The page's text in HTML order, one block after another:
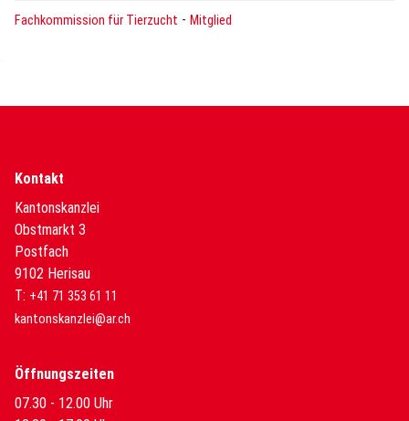
Fachkommission für Tierzucht - Mitglied
Kontakt
Kantonskanzlei
Obstmarkt 3
Postfach
9102 Herisau
T: +41 71 353 61 11
kantonskanzlei@ar.ch
Öffnungszeiten
07.30 - 12.00 Uhr